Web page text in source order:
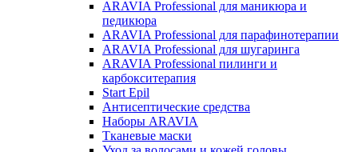
ARAVIA Professional для маникюра и
педикюра
ARAVIA Professional для парафинотерапии
ARAVIA Professional для шугаринга
ARAVIA Professional пилинги и
карбокситерапия
Start Epil
Антисептические средства
Наборы ARAVIA
Тканевые маски